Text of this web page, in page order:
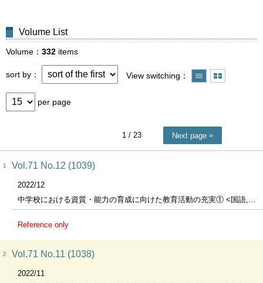
Volume List
Volume 332 items
sort by View switching
per page
1/ 23 Next page
1 Vol.71 No.12 (1039)
2022/12
中学校における資質・能力の育成に向けた教育活動の充実① <国語,社会,数学,理科>
Reference only
2 Vol.71 No.11 (1038)
2022/11